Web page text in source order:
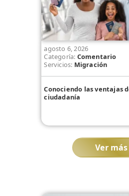
agosto 6, 2026
Categoría: Comentario
Servicios: Migración
Conociendo las ventajas
ciudadanía
Ver más